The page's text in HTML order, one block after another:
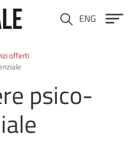
Cerca ENG
offerti
psico-